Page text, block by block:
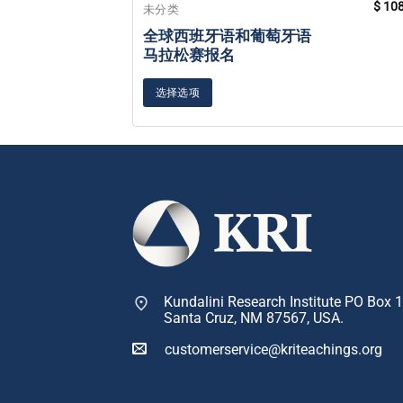
未分类
全球西班牙语和葡萄牙语
马拉松赛报名
$
选择选项
Kundalini Research Institute PO Box
Santa Cruz, NM 87567, USA.
customerservice@kriteachings.org